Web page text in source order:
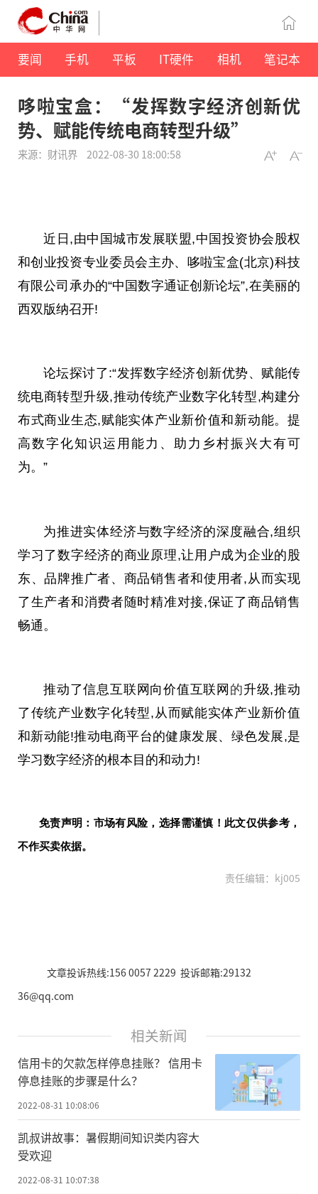
要闻 手机 平板 IT硬件 相机 笔记本
哆啦宝盒：“发挥数字经济创新优
势、赋能传统电商转型升级”
来源：财讯界 2022-08-30 18:00:58
近日,由中国城市发展联盟,中国投资协会股权
和创业投资专业委员会主办、哆啦宝盒(北京)科技
有限公司承办的“中国数字通证创新论坛”,在美丽的
西双版纳召开!
论坛探讨了:“发挥数字经济创新优势、赋能传
统电商转型升级,推动传统产业数字化转型,构建分
布式商业生态,赋能实体产业新价值和新动能。提
高数字化知识运用能力、助力乡村振兴大有可
为。”
为推进实体经济与数字经济的深度融合,组织
学习了数字经济的商业原理,让用户成为企业的股
东、品牌推广者、商品销售者和使用者,从而实现
了生产者和消费者随时精准对接,保证了商品销售
畅通。
推动了信息互联网向价值互联网 的升级,推动
了传统产业数字化转型,从而赋能实体产业新价值
和新动能!推动电商平台的健康发展、绿色发展,是
学习数字经济的根本目的和动力!
免责声明：市场有风险，选择需谨慎！此文仅供参考，
不作买卖依据。
责任编辑：kj005
文章投诉热线:156 0057 2229 投诉邮箱:29132
36@qq.com
相关新闻
信用卡的欠款怎样停息挂账？ 信用卡
停息挂账的步骤是什么？
2022-08-31 10:08:06
凯叔讲故事：暑假期间知识类内容大
受欢迎
2022-08-31 10:07:38